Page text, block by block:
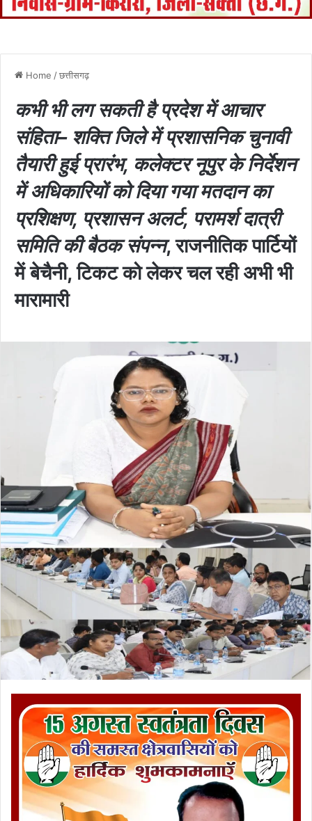
Home /छत्तीसगढ़
कभी भी लग सकती है प्रदेश में आचार
संहिता– शक्ति जिले में प्रशासनिक चुनावी
तैयारी हुई प्रारंभ, कलेक्टर नूपुर के निर्देशन
में अधिकारियों को दिया गया मतदान का
प्रशिक्षण, प्रशासन अलर्ट, परामर्श दात्री
समिति की बैठक संपन्न, राजनीतिक पार्टियों
में बेचैनी, टिकट को लेकर चल रही अभी भी
मारामारी